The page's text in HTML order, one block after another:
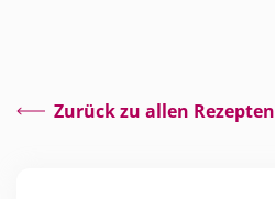
Zurück zu allen Rezepten